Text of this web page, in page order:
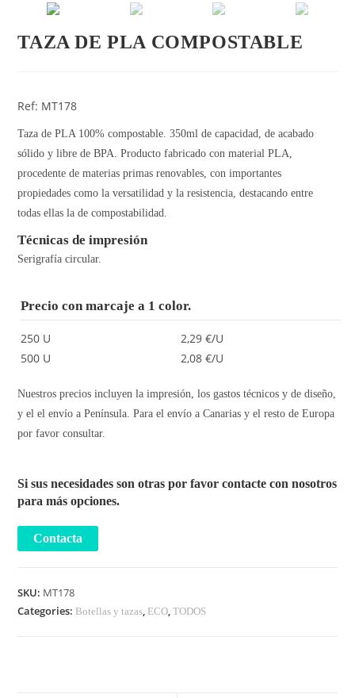
TAZA DE PLA COMPOSTABLE
Ref: MT178
Taza de PLA 100% compostable. 350ml de capacidad, de acabado
sólido y libre de BPA. Producto fabricado con material PLA,
procedente de materias primas renovables, con importantes
propiedades como la versatilidad y la resistencia, destacando entre
todas ellas la de compostabilidad.
Técnicas de impresión
Serigrafía circular.
Precio con marcaje a 1 color.
250 U
500 U
2,29 €/U
2,08 €/U
Nuestros precios incluyen la impresión, los gastos técnicos y de diseño,
y el el envío a Península. Para el envío a Canarias y el resto de Europa
por favor consultar.
Si sus necesidades son otras por favor contacte con nosotros
para más opciones.
SKU: MT178
Categories: Botellas y tazas, ECO,TODOS